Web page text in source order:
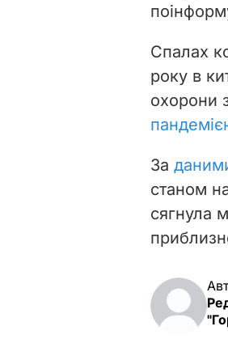
Спалах
року в
охорони
За
станом на
сягнула